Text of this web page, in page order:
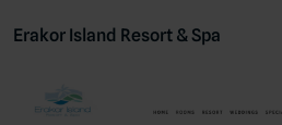
Erakor Island Resort & Spa